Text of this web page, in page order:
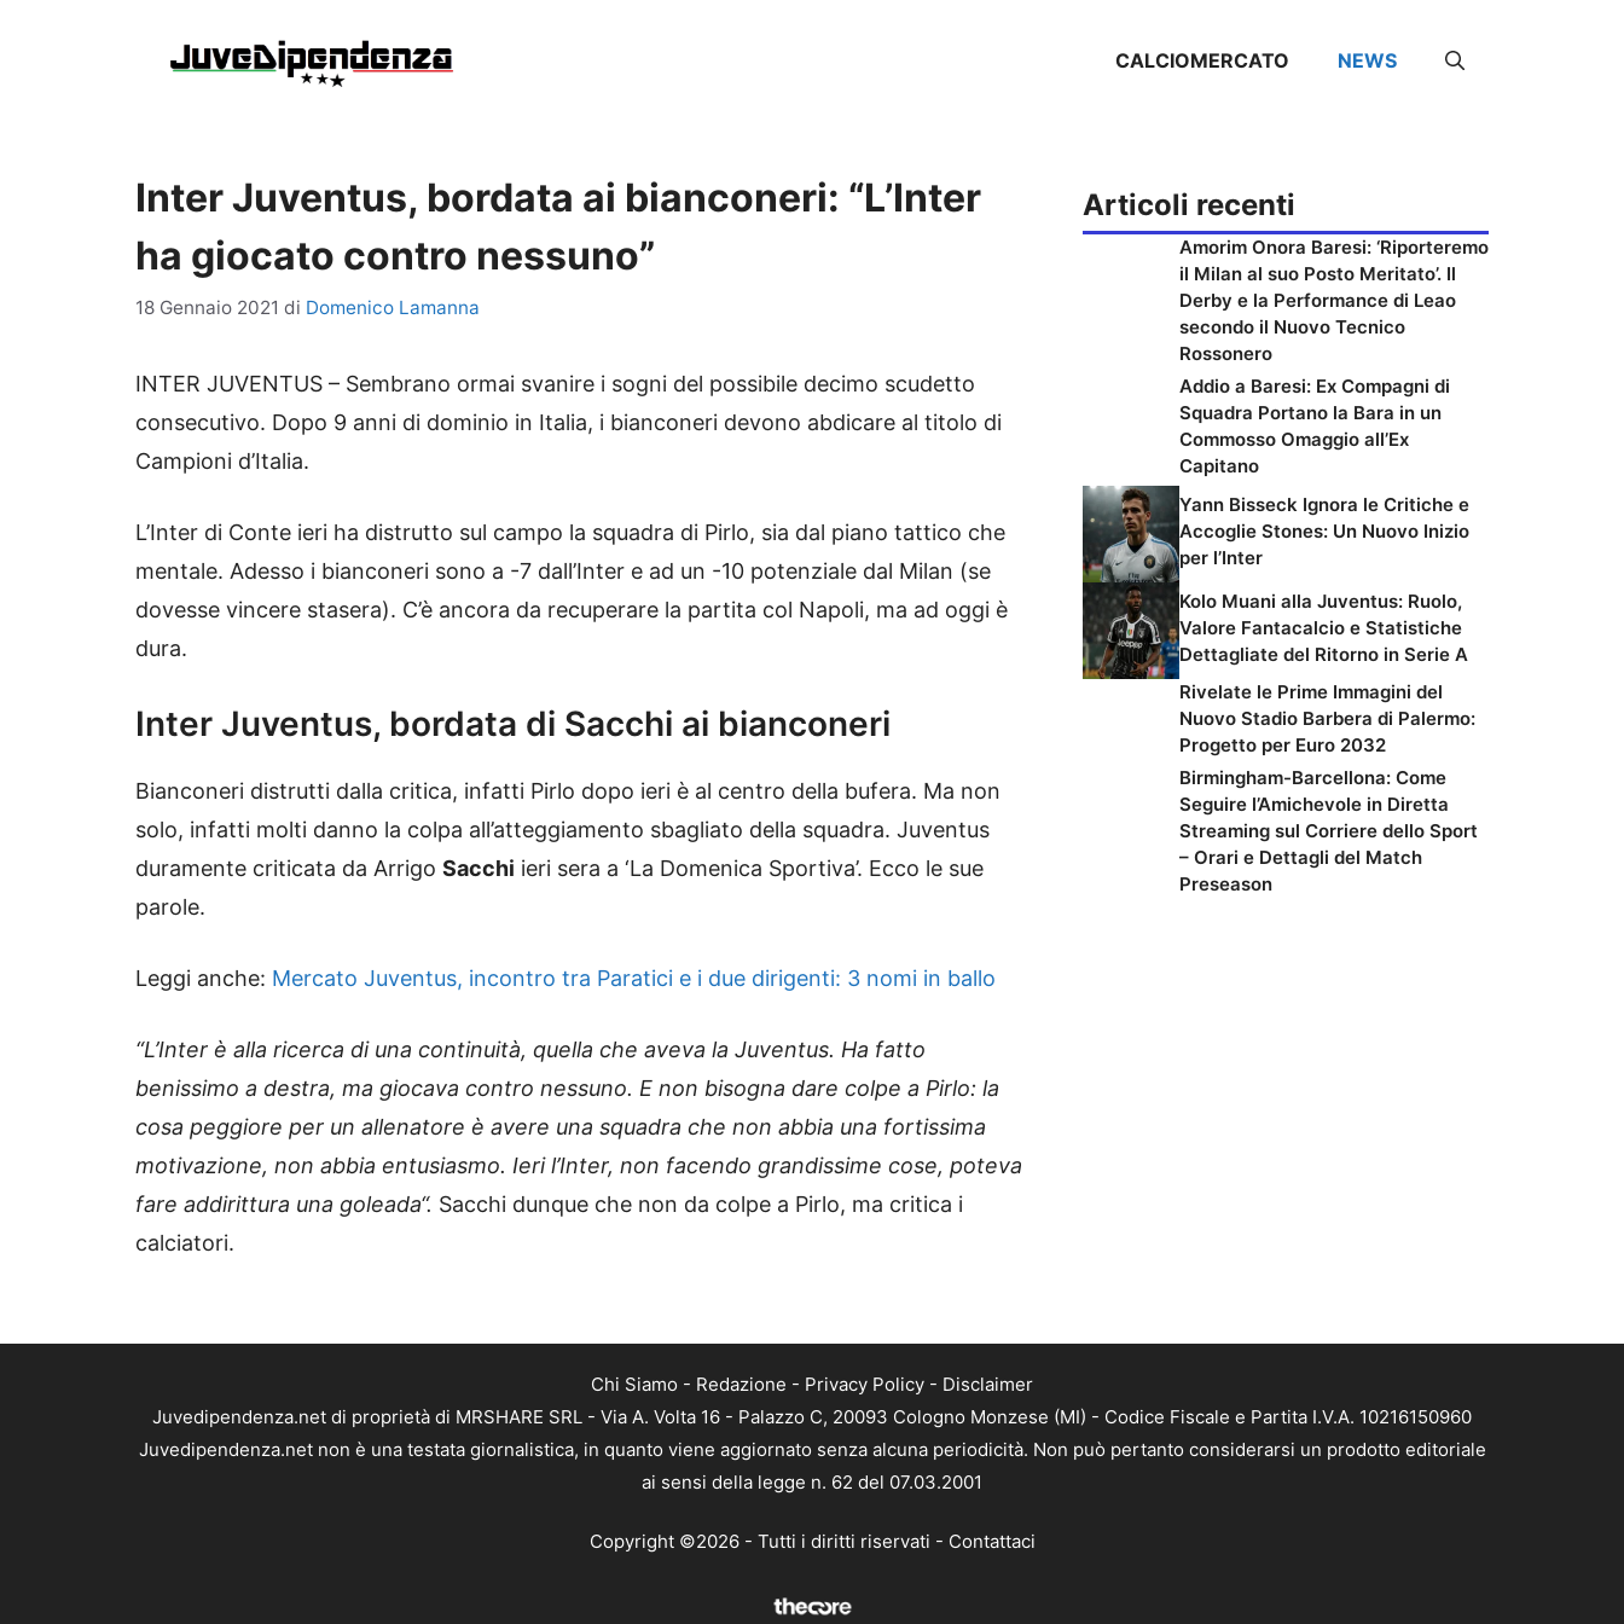
CALCIOMERCATO NEWS
Inter Juventus, bordata ai bianconeri: “L’Inter
ha giocato contro nessuno”
18 Gennaio 2021 di Domenico Lamanna
INTER JUVENTUS – Sembrano ormai svanire i sogni del possibile decimo scudetto
consecutivo. Dopo 9 anni di dominio in Italia, i bianconeri devono abdicare al titolo di
Campioni d’Italia.
L’Inter di Conte ieri ha distrutto sul campo la squadra di Pirlo, sia dal piano tattico che
mentale. Adesso i bianconeri sono a -7 dall’Inter e ad un -10 potenziale dal Milan (se
dovesse vincere stasera). C’è ancora da recuperare la partita col Napoli, ma ad oggi è
dura.
Inter Juventus, bordata di Sacchi ai bianconeri
Bianconeri distrutti dalla critica, infatti Pirlo dopo ieri è al centro della bufera. Ma non
solo, infatti molti danno la colpa all’atteggiamento sbagliato della squadra. Juventus
duramente criticata da Arrigo Sacchi ieri sera a ‘La Domenica Sportiva’. Ecco le sue
parole.
Leggi anche: Mercato Juventus, incontro tra Paratici e i due dirigenti: 3 nomi in ballo
“L’Inter è alla ricerca di una continuità, quella che aveva la Juventus. Ha fatto
benissimo a destra, ma giocava contro nessuno. E non bisogna dare colpe a Pirlo: la
cosa peggiore per un allenatore è avere una squadra che non abbia una fortissima
motivazione, non abbia entusiasmo. Ieri l’Inter, non facendo grandissime cose, poteva
fare addirittura una goleada“. Sacchi dunque che non da colpe a Pirlo, ma critica i
calciatori.
Articoli recenti
Amorim Onora Baresi: ‘Riporteremo
il Milan al suo Posto Meritato’. Il
Derby e la Performance di Leao
secondo il Nuovo Tecnico
Rossonero
Addio a Baresi: Ex Compagni di
Squadra Portano la Bara in un
Commosso Omaggio all’Ex
Capitano
Yann Bisseck Ignora le Critiche e
Accoglie Stones: Un Nuovo Inizio
per l’Inter
Kolo Muani alla Juventus: Ruolo,
Valore Fantacalcio e Statistiche
Dettagliate del Ritorno in Serie A
Rivelate le Prime Immagini del
Nuovo Stadio Barbera di Palermo:
Progetto per Euro 2032
Birmingham-Barcellona: Come
Seguire l’Amichevole in Diretta
Streaming sul Corriere dello Sport
– Orari e Dettagli del Match
Preseason
Chi Siamo - Redazione - Privacy Policy - Disclaimer
Juvedipendenza.net di proprietà di MRSHARE SRL - Via A. Volta 16 - Palazzo C, 20093 Cologno Monzese (MI) - Codice Fiscale e Partita I.V.A. 10216150960
Juvedipendenza.net non è una testata giornalistica, in quanto viene aggiornato senza alcuna periodicità. Non può pertanto considerarsi un prodotto editoriale
ai sensi della legge n. 62 del 07.03.2001
Copyright ©2026 - Tutti i diritti riservati - Contattaci